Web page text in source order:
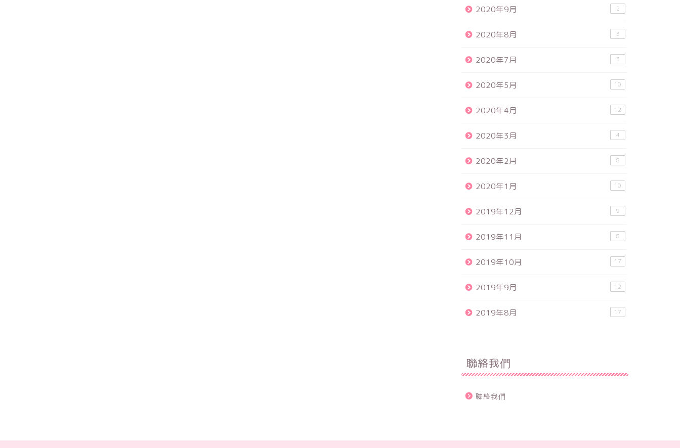
2020年9月 2
2020年8月 3
2020年7月 3
2020年5月 10
2020年4月 12
2020年3月 4
2020年2月 8
2020年1月 10
2019年12月 9
2019年11月 8
2019年10月 17
2019年9月 12
2019年8月 17
聯絡我們
聯絡我們